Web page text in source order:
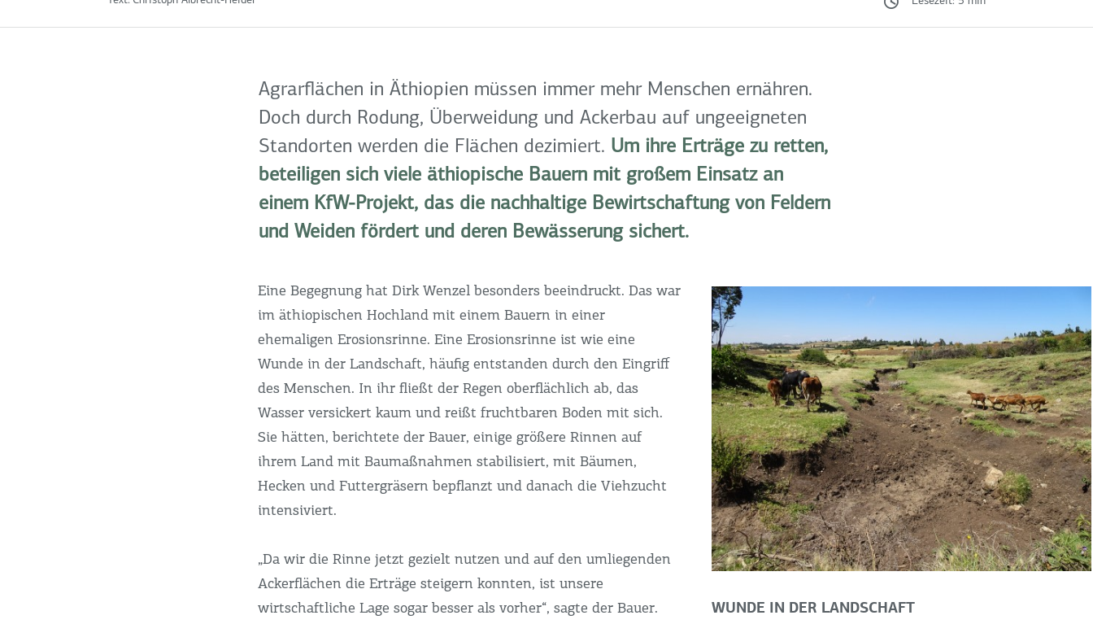
Agrarflächen in Äthiopien müssen immer mehr Menschen ernähren.
Doch durch Rodung, Überweidung und Ackerbau auf ungeeigneten
Standorten werden die Flächen dezimiert. Um ihre Erträge zu retten,
beteiligen sich viele äthiopische Bauern mit großem Einsatz an
einem KfW-Projekt, das die nachhaltige Bewirtschaftung von Feldern
und Weiden fördert und deren Bewässerung sichert.
WUNDE IN DER LANDSCHAFT
Eine Begegnung hat Dirk Wenzel besonders beeindruckt. Das war
im äthiopischen Hochland mit einem Bauern in einer
ehemaligen Erosionsrinne. Eine Erosionsrinne ist wie eine
Wunde in der Landschaft, häufig entstanden durch den Eingriff
des Menschen. In ihr fließt der Regen oberflächlich ab, das
Wasser versickert kaum und reißt fruchtbaren Boden mit sich.
Sie hätten, berichtete der Bauer, einige größere Rinnen auf
ihrem Land mit Baumaßnahmen stabilisiert, mit Bäumen,
Hecken und Futtergräsern bepflanzt und danach die Viehzucht
intensiviert.
„Da wir die Rinne jetzt gezielt nutzen und auf den umliegenden
Ackerflächen die Erträge steigern konnten, ist unsere
wirtschaftliche Lage sogar besser als vorher“, sagte der Bauer.